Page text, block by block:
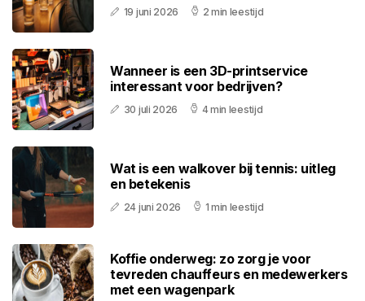
19 juni 2026 2 min leestijd
Wanneer is een 3D-printservice
interessant voor bedrijven?
30 juli 2026 4 min leestijd
Wat is een walkover bij tennis: uitleg
en betekenis
24 juni 2026 1 min leestijd
Koffie onderweg: zo zorg je voor
tevreden chauffeurs en medewerkers
met een wagenpark